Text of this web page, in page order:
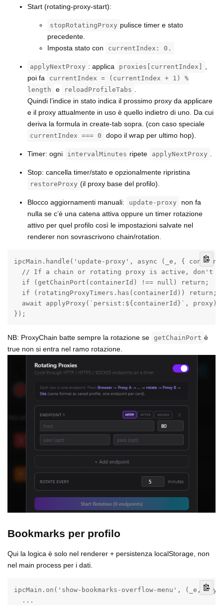
Start (rotating-proxy-start):
stopRotatingProxy pulisce timer e stato
precedente.
Imposta stato con
currentIndex: 0.
applyNextProxy : applica proxies[currentIndex]
poi fa
currentIndex = (currentIndex + 1) %
length
e reloadProfileTabs
Quindi l’indice in stato indica il prossimo proxy da applicare
e il proxy attualmente in uso è quello indietro di uno. Da cui
deriva la formula in create-tab sopra. (con caso speciale
currentIndex === 0 dopo il wrap per ultimo hop).
Timer: ogni intervalMinutes ripete applyNextProxy
Stop: cancella timer/stato e opzionalmente ripristina
restoreProxy (il proxy base del profilo).
Blocco aggiornamenti manuali: update-proxy
non fa
nulla se c’è una catena attiva oppure un timer rotazione
attivo per quel profilo così le impostazioni salvate nel
renderer non sovrascrivono chain/rotation.
ipcMain.handle('update-proxy', async (_e, {
// If a chain or rotating proxy is active, don't
  if (getChainPort(containerId) !== null) return;
  if (rotatingProxyTimers.has(containerId)) return;
  await applyProxy(`persist:${containerId}`, proxy);
});
NB: ProxyChain batte sempre la rotazione se getChainPort è
true non si entra nel ramo rotazione.
Bookmarks per profilo
Qui la logica è solo nel renderer + persistenza localStorage, non
nel main process per i dati.
ipcMain.on('show-bookmarks-overflow-menu', (_e,
  ...